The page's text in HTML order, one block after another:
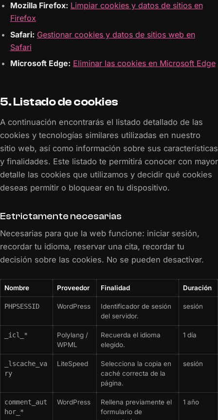
Mozilla Firefox: Limpiar cookies y datos de sitios en
Firefox
Safari: Gestionar cookies y datos de sitios web en
Safari
Microsoft Edge: Eliminar las cookies en Microsoft Edge
5. Listado de cookies
A continuación encontrarás el listado detallado de las
cookies y tecnologías similares utilizadas en nuestro
sitio web, así como información sobre sus características
y finalidades. Este listado te permitirá conocer con mayor
detalle las cookies que utilizamos y decidir qué cookies
deseas permitir o bloquear en tu dispositivo.
Estrictamente necesarias
Necesarias para que la web funcione: iniciar sesión,
recordar tu idioma, reservar una cita, recordar tu
decisión sobre las cookies. No se pueden desactivar.
Nombre Proveedor Finalidad Duración
PHPSESSID WordPress
Identificador de sesión
del servidor.
sesión
_icl_*
Polylang /
WPML
Recuerda el idioma
elegido.
1 día
_lscache_va
ry
LiteSpeed
Selecciona la copia en
caché correcta de la
página.
sesión
comment_aut
hor_*
WordPress
Rellena previamente el
formulario de
1 año